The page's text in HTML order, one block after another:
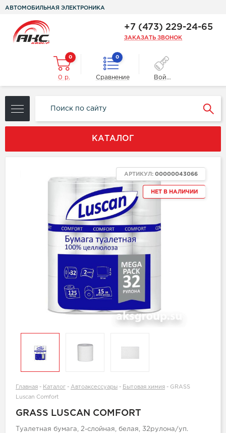
АВТОМОБИЛЬНАЯ ЭЛЕКТРОНИКА
+7 (473) 229-24-65
ЗАКАЗАТЬ ЗВОНОК
0
0 р.
0
Сравнение Войти
КАТАЛОГ
НЕТ В НАЛИЧИИ
АРТИКУЛ: 00000043066
Главная - Каталог - Автоаксессуары - Бытовая химия - GRASS
Luscan Comfort
GRASS LUSCAN COMFORT
Туалетная бумага, 2-слойная, белая, 32рулона/уп.